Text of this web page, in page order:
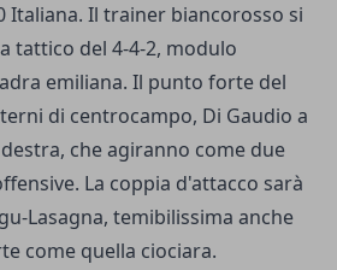
Italiana. Il trainer biancorosso si
tattico del 4-4-2, modulo
emiliana. Il punto forte del
di centrocampo, Di Gaudio a
che agiranno come due
La coppia d'attacco sarà
Lasagna, temibilissima anche
come quella ciociara.